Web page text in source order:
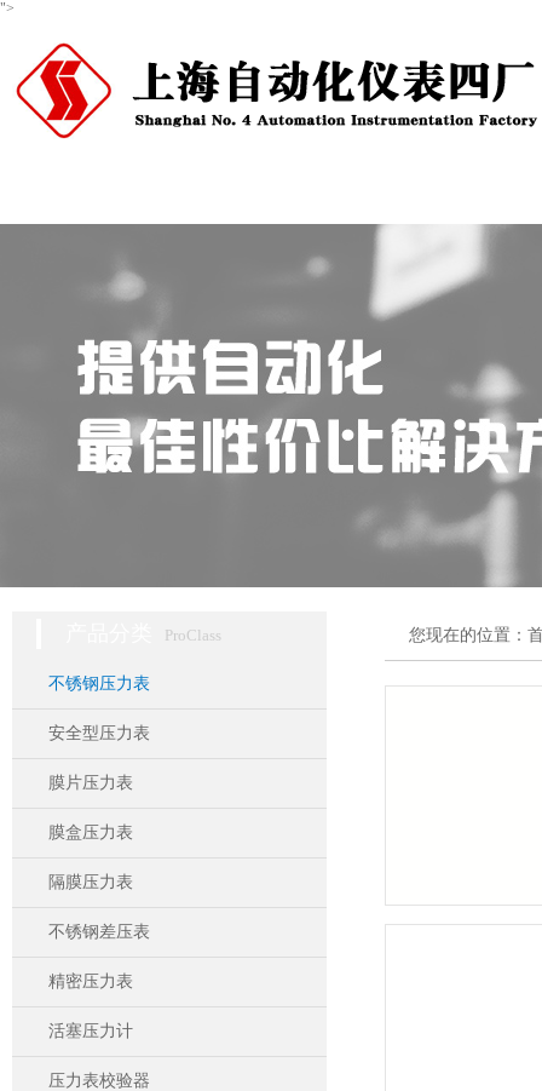
">
ProClass
不锈钢压力表
安全型压力表
膜片压力表
膜盒压力表
隔膜压力表
不锈钢差压表
精密压力表
活塞压力计
压力表校验器
您现在的位置：